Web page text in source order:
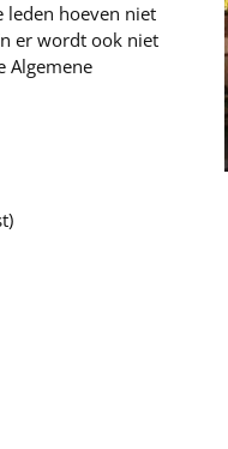
leden hoeven niet
er wordt ook niet
Algemene